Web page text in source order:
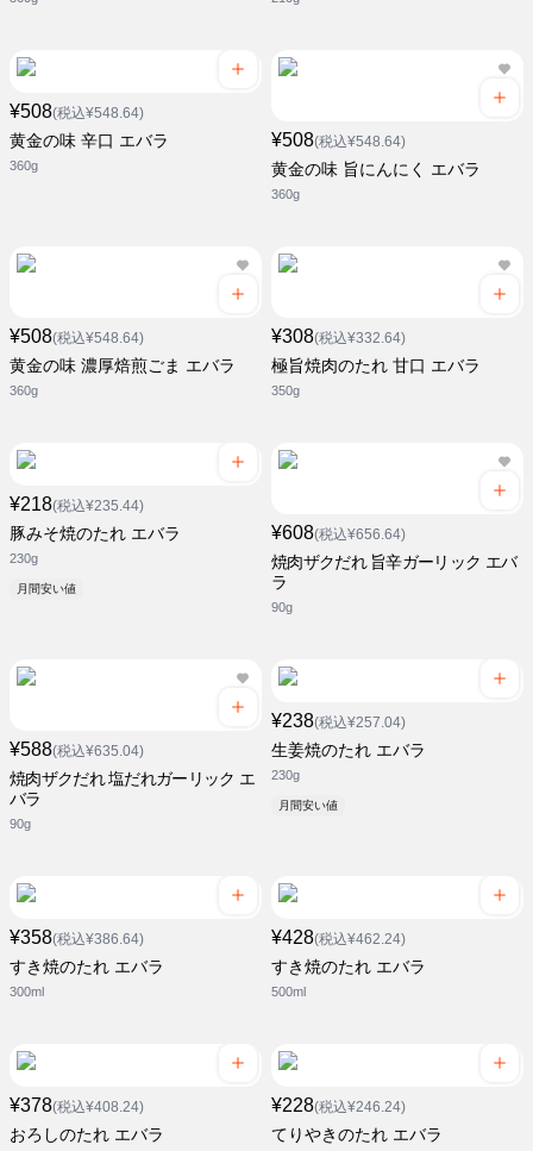
¥508(税込¥548.64)
黄金の味 辛口 エバラ
360g
¥508(税込¥548.64)
黄金の味 旨にんにく エバラ
360g
¥508(税込¥548.64)
黄金の味 濃厚焙煎ごま エバラ
360g
¥308(税込¥332.64)
極旨焼肉のたれ 甘口 エバラ
350g
¥218(税込¥235.44)
豚みそ焼のたれ エバラ
230g
月間安い値
¥608(税込¥656.64)
焼肉ザクだれ 旨辛ガーリック エバ
ラ
90g
¥588(税込¥635.04)
焼肉ザクだれ 塩だれガーリック エ
バラ
90g
¥238(税込¥257.04)
生姜焼のたれ エバラ
230g
月間安い値
¥358(税込¥386.64)
すき焼のたれ エバラ
300ml
¥428(税込¥462.24)
すき焼のたれ エバラ
500ml
¥378(税込¥408.24)
おろしのたれ エバラ
¥228(税込¥246.24)
てりやきのたれ エバラ